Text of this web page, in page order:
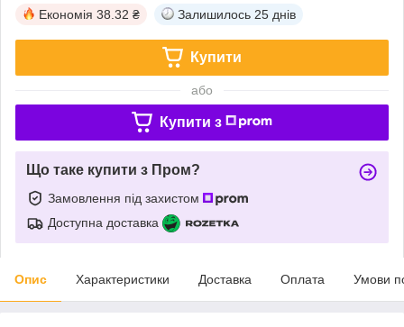
Економія 38.32 ₴ Залишилось 25 днів
Купити
або
Купити з
Що таке купити з Пром?
Замовлення під захистом
Доступна доставка
Опис Характеристики Доставка Оплата Умови